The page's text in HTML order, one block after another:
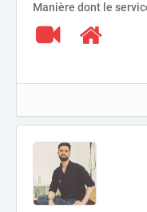
Manière dont le